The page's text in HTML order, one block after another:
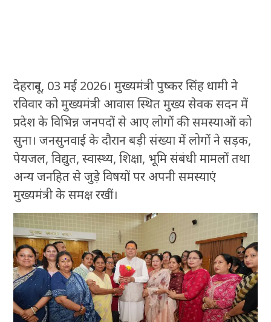
देहरादून, 03 मई 2026। मुख्यमंत्री पुष्कर सिंह धामी ने
रविवार को मुख्यमंत्री आवास स्थित मुख्य सेवक सदन में
प्रदेश के विभिन्न जनपदों से आए लोगों की समस्याओं को
सुना। जनसुनवाई के दौरान बड़ी संख्या में लोगों ने सड़क,
पेयजल, विद्युत, स्वास्थ्य, शिक्षा, भूमि संबंधी मामलों तथा
अन्य जनहित से जुड़े विषयों पर अपनी समस्याएं
मुख्यमंत्री के समक्ष रखीं।